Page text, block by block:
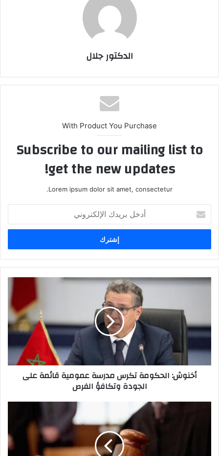
الدكتور جلال
With Product You Purchase
Subscribe to our mailing list to
get the new updates!
Lorem ipsum dolor sit amet, consectetur.
بريدك
الإلكتروني
أخنوش: الحكومة تكرس مدرسة عمومية قائمة على
الجودة وتكافؤ الفرص